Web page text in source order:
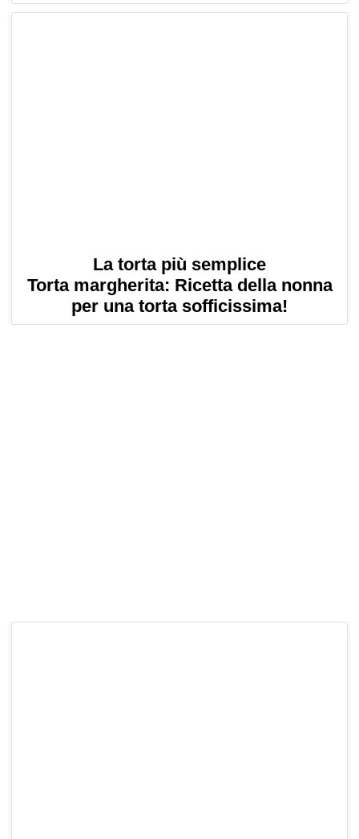
La torta più semplice
Torta margherita: Ricetta della nonna
per una torta sofficissima!